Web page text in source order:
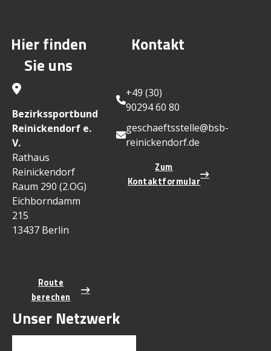
Hier finden
Sie uns
Bezirkssportbund
Reinickendorf e.
V.
Rathaus
Reinickendorf
Raum 290 (2.OG)
Eichborndamm
215
13437 Berlin
Route
berechen
Kontakt
+49 (30)
90294 60 80
geschaeftsstelle@bsb-
reinickendorf.de
Zum
Kontaktformular
Unser Netzwerk